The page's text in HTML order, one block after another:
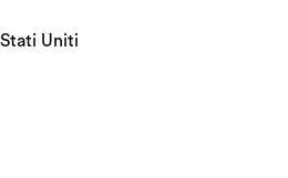
Stati UnitiLinea Heritage